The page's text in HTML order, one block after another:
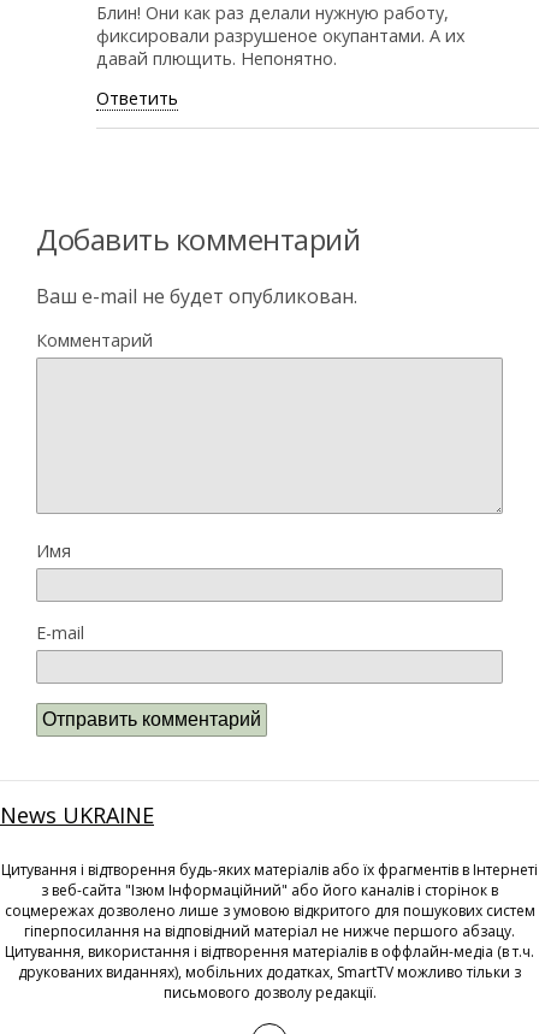
Блин! Они как раз делали нужную работу,
фиксировали разрушеное окупантами. А их
давай плющить. Непонятно.
Ответить
Добавить комментарий
Ваш e-mail не будет опубликован.
Комментарий
Имя
E-mail
News UKRAINE
Цитування і відтворення будь-яких матеріалів або їх фрагментів в Інтернеті
з веб-сайта "Ізюм Інформаційний" або його каналів і сторінок в
соцмережах дозволено лише з умовою відкритого для пошукових систем
гіперпосилання на відповідний матеріал не нижче першого абзацу.
Цитування, використання і відтворення матеріалів в оффлайн-медіа (в т.ч.
друкованих виданнях), мобільних додатках, SmartTV можливо тільки з
письмового дозволу редакції.